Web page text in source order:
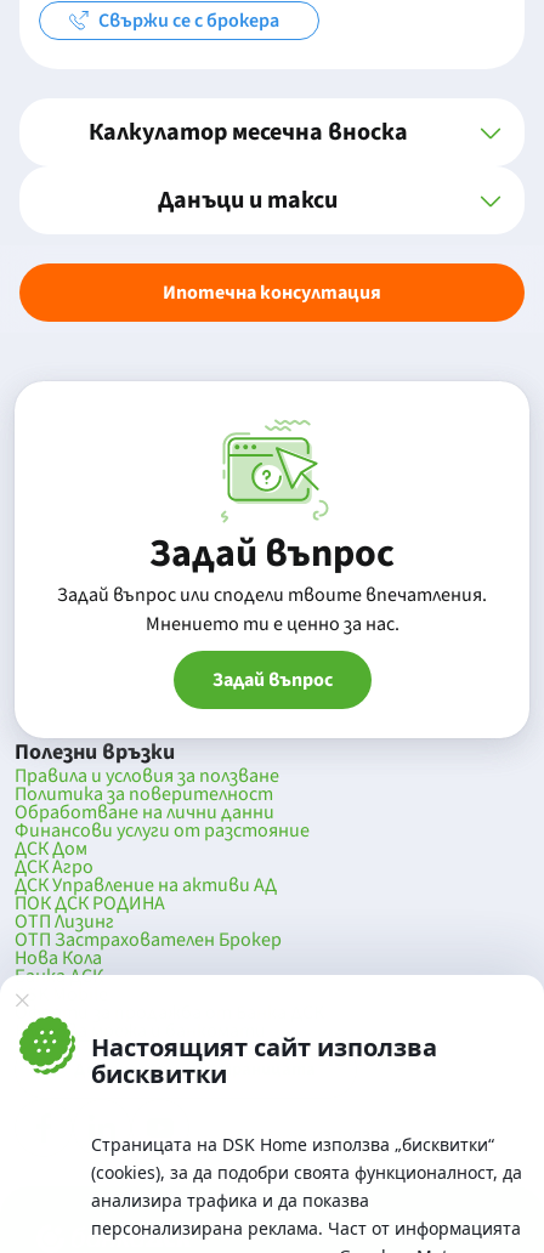
Настоящият сайт използва
бисквитки
Страницата на DSK Home използва „бисквитки“
(cookies), за да подобри своята функционалност, да
анализира трафика и да показва
персонализирана реклама. Част от информацията
Свържи се с брокера
Калкулатор месечна вноска
Данъци и такси
Ипотечна консултация
Задай въпрос
Задай въпрос или сподели твоите впечатления.
Mнението ти е ценно за нас.
Задай въпрос
Полезни връзки
Правила и условия за ползване
Политика за поверителност
Обработване на лични данни
Финансови услуги от разстояние
ДСК Дом
ДСК Агро
ДСК Управление на активи АД
ПОК ДСК РОДИНА
ОТП Лизинг
ОТП Застрахователен Брокер
Нова Кола
Банка ДСК
DSK Mobile
Оферти за продажба от Банка ДСК
Клонова мрежа и банкомати
До началото на страницата